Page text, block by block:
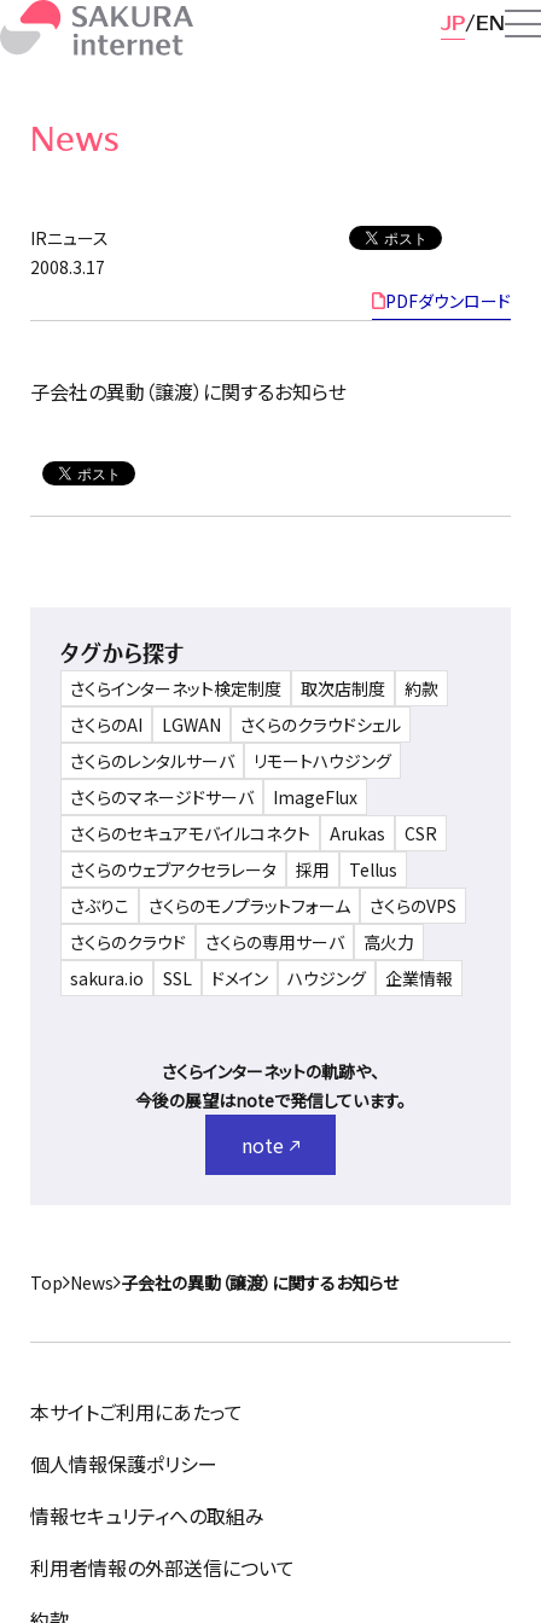
JP EN
News
IRニュース
2008.3.17
PDFダウンロード
子会社の異動（譲渡）に関するお知らせ
タグから探す
さくらインターネット検定制度 取次店制度
約款
さくらのAI
LGWAN
さくらのクラウドシェル
さくらのレンタルサーバ
リモートハウジング
さくらのマネージドサーバ
ImageFlux
さくらのセキュアモバイルコネクト
Arukas
CSR
さくらのウェブアクセラレータ
採用
Tellus
さぶりこ
さくらのモノプラットフォーム
さくらのVPS
さくらのクラウド
さくらの専用サーバ
高火力
sakura.io
SSL ドメイン ハウジング 企業情報
さくらインターネットの軌跡や、
今後の展望はnoteで発信しています。
note
Top News 子会社の異動（譲渡）に関するお知らせ
本サイトご利用にあたって
個人情報保護ポリシー
情報セキュリティへの取組み
利用者情報の外部送信について